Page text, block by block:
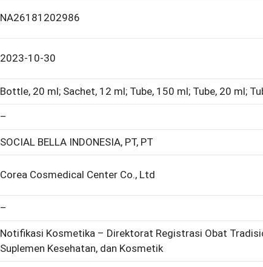
NA26181202986
2023-10-30
Bottle, 20 ml; Sachet, 12 ml; Tube, 150 ml; Tube, 20 ml;
–
SOCIAL BELLA INDONESIA, PT, PT
Corea Cosmedical Center Co., Ltd
–
Notifikasi Kosmetika – Direktorat Registrasi Obat
Suplemen Kesehatan, dan Kosmetik